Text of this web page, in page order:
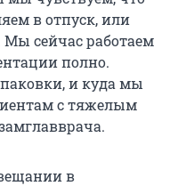
в отпуск, или
Мы сейчас работаем
полно.
и куда мы
с тяжелым
в